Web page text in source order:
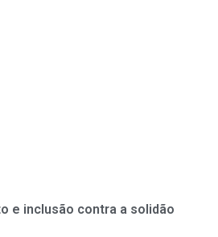
e inclusão contra a solidão